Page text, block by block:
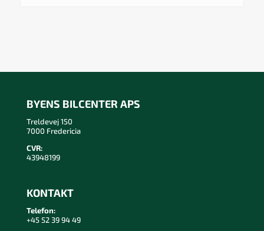
BYENS BILCENTER APS
Treldevej 150
7000 Fredericia
CVR:
43948199
KONTAKT
Telefon:
+45 52 39 94 49